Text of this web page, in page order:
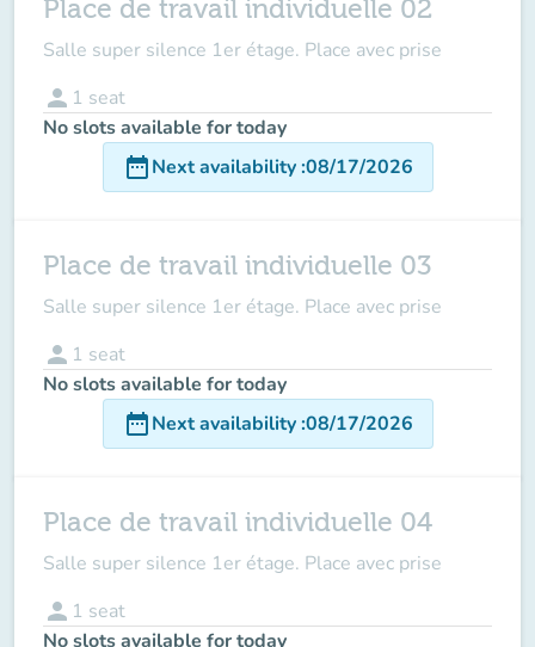
Place de travail individuelle 02
Salle super silence 1er étage. Place avec prise
person 1 seat
No slots available for today
date_rangeNext availability:08/17/2026
Place de travail individuelle 03
Salle super silence 1er étage. Place avec prise
person 1 seat
No slots available for today
date_rangeNext availability:08/17/2026
Place de travail individuelle 04
Salle super silence 1er étage. Place avec prise
person 1 seat
No slots available for today